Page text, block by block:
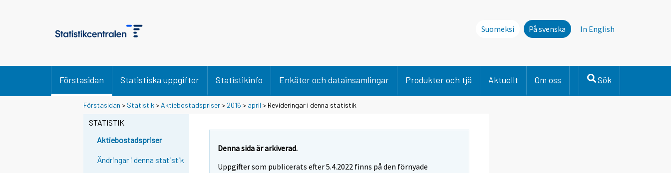
Suomeksi På svenska In English
Förstasidan Statistiska uppgifter Statistikinfo Enkäter och datainsamlingar Produkter och tjä Aktuellt Om oss Sök
Förstasidan > Statistik > Aktiebostadspriser> 2016 > april > Revideringar i denna statistik
STATISTIK
Aktiebostadspriser
Ändringar i denna statistik
Denna sida är arkiverad.
Uppgifter som publicerats efter 5.4.2022 finns på den förnyade